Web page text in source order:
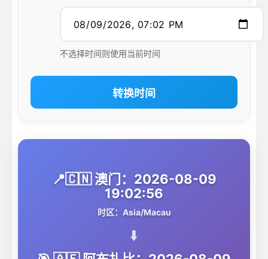
不选择时间则使用当前时间
转换时间
📍🇨🇳 澳门：2026-08-09
19:02:56
时区：Asia/Macau
⬇️